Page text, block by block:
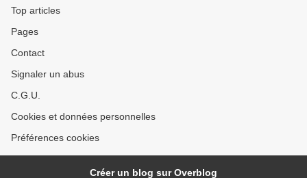
Top articles
Pages
Contact
Signaler un abus
C.G.U.
Cookies et données personnelles
Préférences cookies
Créer un blog sur Overblog